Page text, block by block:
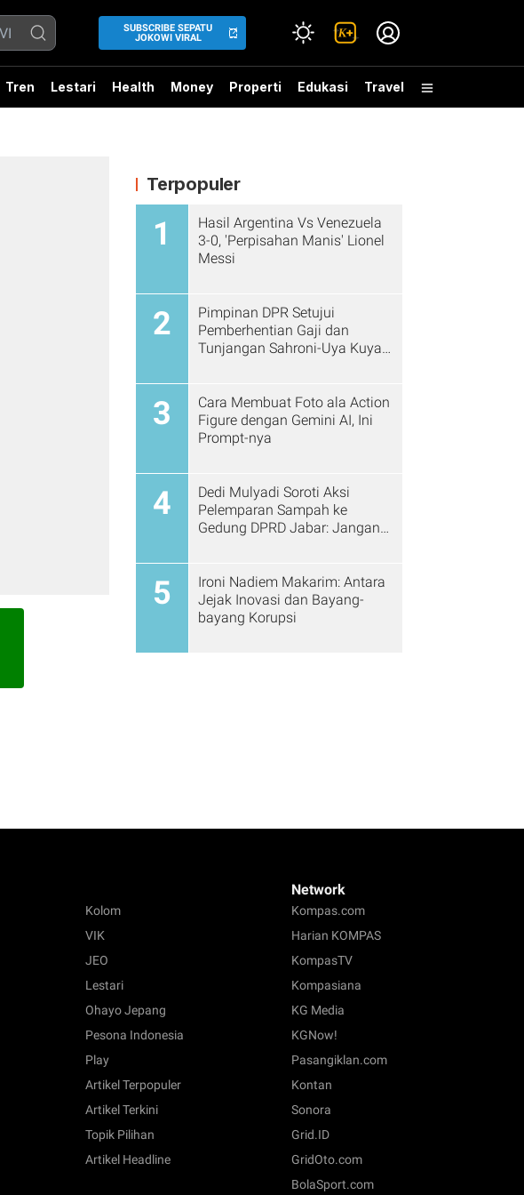
SUBSCRIBE SEPATU
JOKOWI VIRAL
Tren Lestari Health Money Properti Edukasi Travel
Terpopuler
1
Hasil Argentina Vs Venezuela
3-0, 'Perpisahan Manis' Lionel
Messi
2
Pimpinan DPR Setujui
Pemberhentian Gaji dan
Tunjangan Sahroni-Uya Kuya
3
Cara Membuat Foto ala Action
Figure dengan Gemini AI, Ini
Prompt-nya
4
Dedi Mulyadi Soroti Aksi
Pelemparan Sampah ke
Gedung DPRD Jabar: Jangan
5
Ironi Nadiem Makarim: Antara
Jejak Inovasi dan Bayang-
bayang Korupsi
Kolom
VIK
JEO
Lestari
Ohayo Jepang
Pesona Indonesia
Play
Artikel Terpopuler
Artikel Terkini
Topik Pilihan
Artikel Headline
Network
Kompas.com
Harian KOMPAS
KompasTV
Kompasiana
KG Media
KGNow!
Pasangiklan.com
Kontan
Sonora
Grid.ID
GridOto.com
BolaSport.com